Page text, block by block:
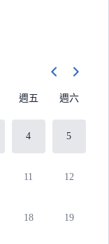
週五 週六
4 5
11 12
18 19